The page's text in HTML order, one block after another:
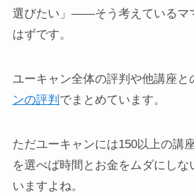
選びたい」——そう考えているマ
はずです。
ユーキャン全体の評判や他講座と
ンの評判 でまとめています。
ただユーキャンには150以上の講
を選べば時間とお金をムダにしな
いますよね。